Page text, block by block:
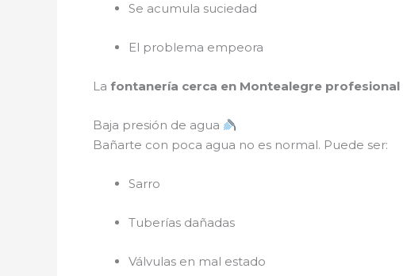
Se acumula suciedad
El problema empeora
La fontanería cerca en Montealegre profesional
Baja presión de agua
Bañarte con poca agua no es normal. Puede ser:
Sarro
Tuberías dañadas
Válvulas en mal estado